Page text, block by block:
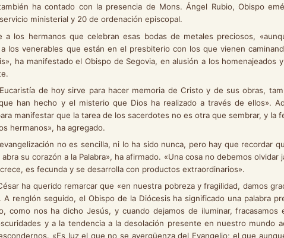
ha contado con la presencia de Mons. Ángel Rubio, Obispo
ministerial y 20 de ordenación episcopal.
hermanos que celebran esas bodas de metales preciosos,
los venerables que están en el presbiterio con los que vienen
ha manifestado el Obispo de Segovia, en alusión a los homenajeados
de hoy sirve para hacer memoria de Cristo y de sus obras,
han hecho y el misterio que Dios ha realizado a través de ellos».
manifestar que la tarea de los sacerdotes no es otra que sembrar, y la
hermanos», ha agregado.
no es sencilla, ni lo ha sido nunca, pero hay que recordar
su corazón a la Palabra», ha afirmado. «Una cosa no debemos olvidar
es fecunda y se desarrolla con productos extraordinarios».
querido remarcar que «en nuestra pobreza y fragilidad, damos
renglón seguido, el Obispo de la Diócesis ha significado una palabra
como nos ha dicho Jesús, y cuando dejamos de iluminar, fracasamos
y a la tendencia a la desolación presente en nuestro mundo
«Es luz el que no se avergüenza del Evangelio; el que